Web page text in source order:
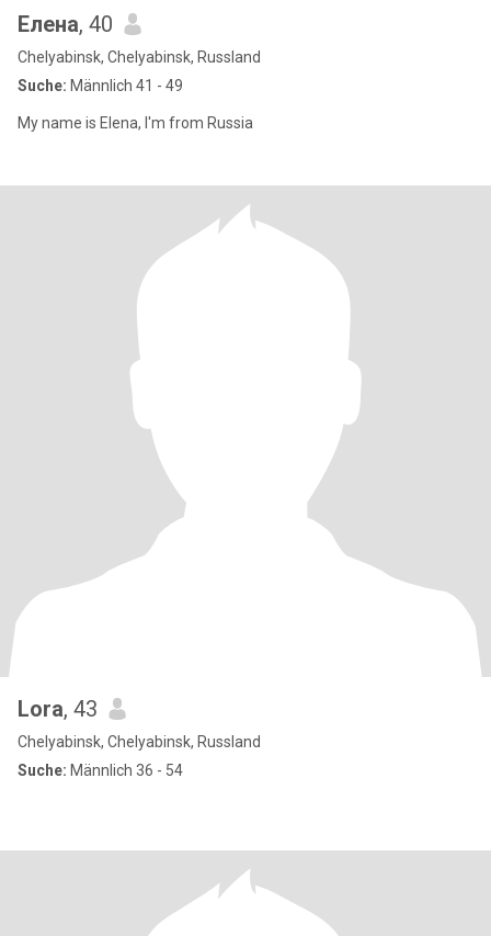
Елена, 40
Chelyabinsk, Chelyabinsk, Russland
Suche: Männlich 41 - 49
My name is Elena, I'm from Russia
Lora, 43
Chelyabinsk, Chelyabinsk, Russland
Suche: Männlich 36 - 54